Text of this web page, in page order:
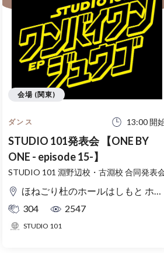
ダンス 13:00 開
STUDIO 101発表会 【ONE BY
ONE - episode 15-】
STUDIO 101 淵野辺校・古淵校 合同発表
ほねごり杜のホールはしもと ホール
304
2547
STUDIO 101
会場 (関東)